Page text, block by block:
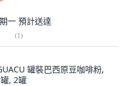
一 預計送達
(1)
罐裝巴西原豆咖啡粉,
, 2罐